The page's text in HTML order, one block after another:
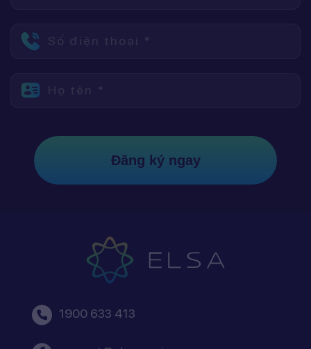
Số điện thoại *
Họ tên *
Đăng ký ngay
1900 633 413